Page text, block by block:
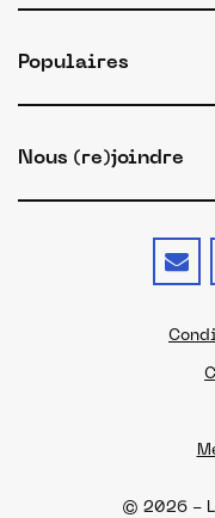
Populaires
Nous (re)joindre
© 2026 -